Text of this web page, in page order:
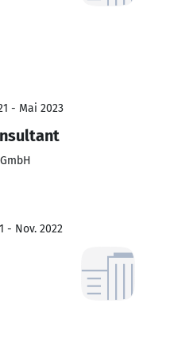
- Mai 2023
- Nov. 2022